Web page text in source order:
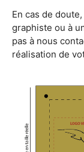
En cas de
graphiste ou à
pas à nous
réalisation de